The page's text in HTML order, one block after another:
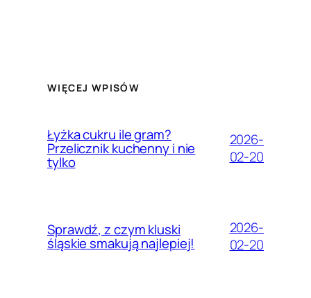
WIĘCEJ WPISÓW
Łyżka cukru ile gram?
Przelicznik kuchenny i nie
tylko
2026-
02-20
Sprawdź, z czym kluski
śląskie smakują najlepiej!
2026-
02-20